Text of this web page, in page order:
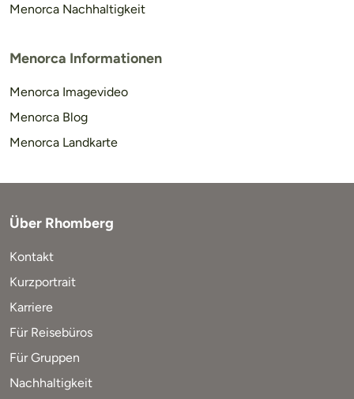
Menorca Nachhaltigkeit
Menorca Informationen
Menorca Imagevideo
Menorca Blog
Menorca Landkarte
Über Rhomberg
Kontakt
Kurzportrait
Karriere
Für Reisebüros
Für Gruppen
Nachhaltigkeit